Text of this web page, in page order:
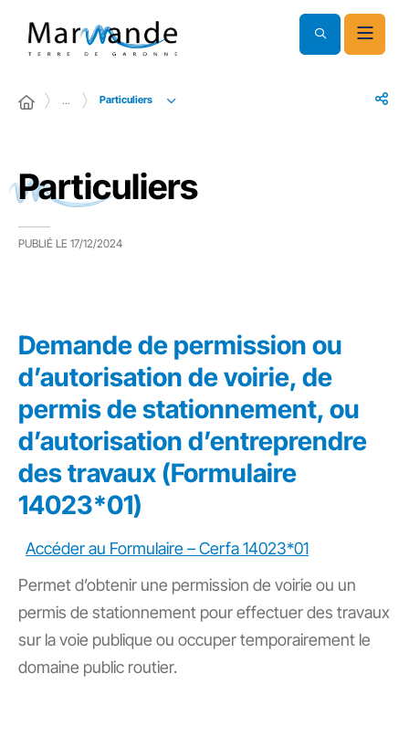
… Particuliers
Particuliers
PUBLIÉ LE 17/12/2024
Demande de permission ou
d’autorisation de voirie, de
permis de stationnement, ou
d’autorisation d’entreprendre
des travaux (Formulaire
14023*01)
Accéder au Formulaire – Cerfa 14023*01
Permet d’obtenir une permission de voirie ou un
permis de stationnement pour effectuer des travaux
sur la voie publique ou occuper temporairement le
domaine public routier.